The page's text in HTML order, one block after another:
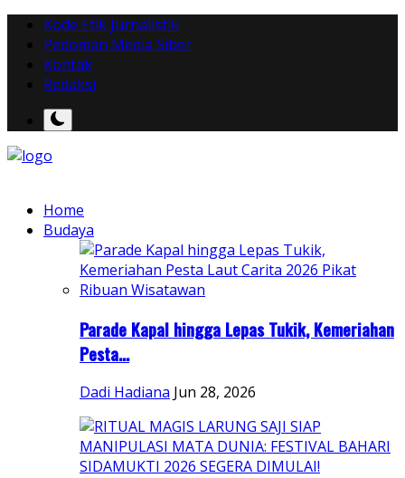
Kode Etik Jurnalistik
Pedoman Media Siber
Kontak
Redaksi
Home
Budaya
Parade Kapal hingga Lepas Tukik, Kemeriahan
Pesta...
Dadi Hadiana Jun 28, 2026